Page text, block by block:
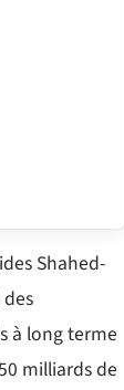
Shahed-
à long terme
milliards de